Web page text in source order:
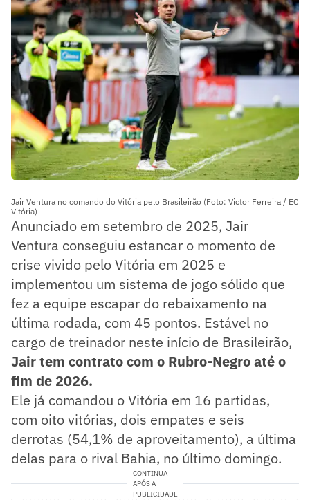
Jair Ventura no comando do Vitória pelo Brasileirão (Foto: Victor Ferreira / EC
Vitória)
Anunciado em setembro de 2025, Jair
Ventura conseguiu estancar o momento de
crise vivido pelo Vitória em 2025 e
implementou um sistema de jogo sólido que
fez a equipe escapar do rebaixamento na
última rodada, com 45 pontos. Estável no
cargo de treinador neste início de Brasileirão,
Jair tem contrato com o Rubro-Negro até o
fim de 2026.
Ele já comandou o Vitória em 16 partidas,
com oito vitórias, dois empates e seis
derrotas (54,1% de aproveitamento), a última
delas para o rival Bahia, no último domingo.
CONTINUA
APÓS A
PUBLICIDADE